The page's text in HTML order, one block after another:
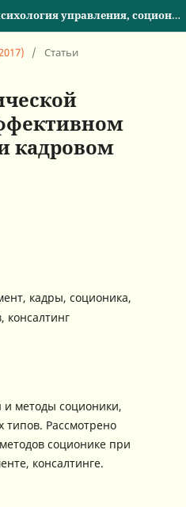
Менеджмент и кадры: психология управления, соционика и социология
/ Статьи
кадровом
кадры, соционика,
консалтинг
методы соционики,
типов. Рассмотрено
соционике при
консалтинге.